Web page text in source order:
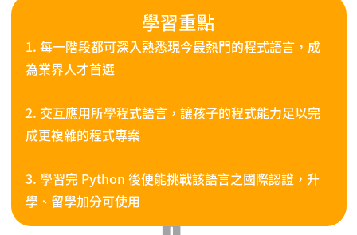
學習重點
1. 每一階段都可深入熟悉現今最熱門的程式語言，成
為業界人才首選
2. 交互應用所學程式語言，讓孩子的程式能力足以完
成更複雜的程式專案
3. 學習完 Python 後便能挑戰該語言之國際認證，升
學、留學加分可使用